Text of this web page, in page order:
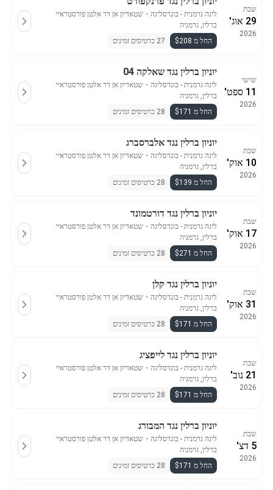
שבת
29 אוג'
2026
ליגה גרמנית - בונדסליגה ・ שטאדיון אן דר אלטן פורסטראיי
ברלין, גרמניה
החל מ $208
27 כרטיסים זמינים
שישי
11 ספט'
2026
יוניון ברלין נגד שאלקה 04
ליגה גרמנית - בונדסליגה ・ שטאדיון אן דר אלטן פורסטראיי
ברלין, גרמניה
החל מ $171
28 כרטיסים זמינים
שבת
10 אוק'
2026
יוניון ברלין נגד אלברסברג
ליגה גרמנית - בונדסליגה ・ שטאדיון אן דר אלטן פורסטראיי
ברלין, גרמניה
החל מ $139
28 כרטיסים זמינים
שבת
17 אוק'
2026
יוניון ברלין נגד דורטמונד
ליגה גרמנית - בונדסליגה ・ שטאדיון אן דר אלטן פורסטראיי
ברלין, גרמניה
החל מ $271
28 כרטיסים זמינים
שבת
31 אוק'
2026
יוניון ברלין נגד קלן
ליגה גרמנית - בונדסליגה ・ שטאדיון אן דר אלטן פורסטראיי
ברלין, גרמניה
החל מ $171
28 כרטיסים זמינים
שבת
21 נוב'
2026
יוניון ברלין נגד לייפציג
ליגה גרמנית - בונדסליגה ・ שטאדיון אן דר אלטן פורסטראיי
ברלין, גרמניה
החל מ $171
28 כרטיסים זמינים
שבת
5 דצ'
2026
יוניון ברלין נגד המבורג
ליגה גרמנית - בונדסליגה ・ שטאדיון אן דר אלטן פורסטראיי
ברלין, גרמניה
החל מ $171
28 כרטיסים זמינים